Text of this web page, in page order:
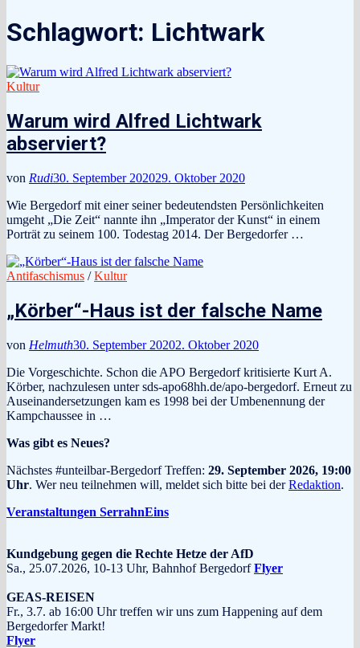
Schlagwort: Lichtwark
Kultur
Warum wird Alfred Lichtwark
abserviert?
von Rudi30. September 202029. Oktober 2020
Wie Bergedorf mit einer seiner bedeutendsten Persönlichkeiten
umgeht „Die Zeit“ nannte ihn „Imperator der Kunst“ in einem
Porträt zu seinem 100. Todestag 2014. Der Bergedorfer …
Antifaschismus /Kultur
„Körber“-Haus ist der falsche Name
von Helmuth30. September 20202. Oktober 2020
Die Vorgeschichte. Schon die APO Bergedorf kritisierte Kurt A.
Körber, nachzulesen unter sds-apo68hh.de/apo-bergedorf. Erneut zu
Auseinandersetzungen kam es 1998 bei der Umbenennung der
Kampchaussee in …
Was gibt es Neues?
Nächstes #unteilbar-Bergedorf Treffen: 29. September 2026, 19:00
Uhr. Wer neu teilnehmen will, meldet sich bitte bei derRedaktion.
Veranstaltungen SerrahnEins
Kundgebung gegen die Rechte Hetze der AfD
Sa., 25.07.2026, 10-13 Uhr, Bahnhof BergedorfFlyer
GEAS-REISEN
Fr., 3.7. ab 16:00 Uhr treffen wir uns zum Happening auf dem
Bergedorfer Markt!
Flyer